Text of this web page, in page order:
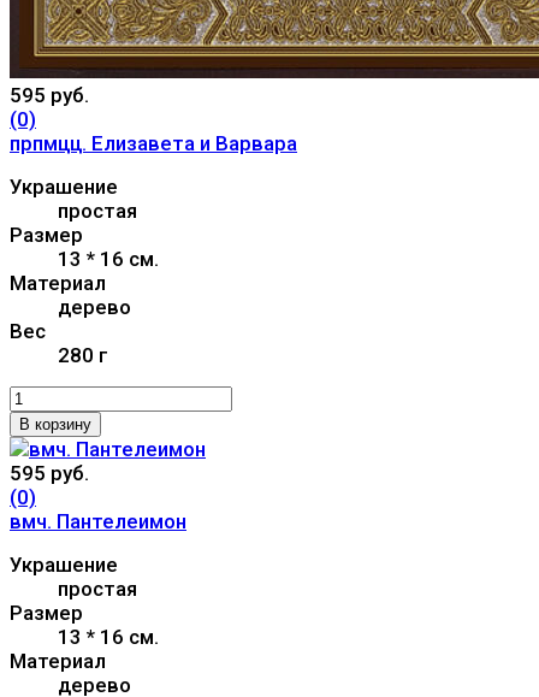
595 руб.
(0)
прпмцц. Елизавета и Варвара
Украшение
простая
Размер
13 * 16 см.
Материал
дерево
Вес
280 г
В корзину
595 руб.
(0)
вмч. Пантелеимон
Украшение
простая
Размер
13 * 16 см.
Материал
дерево